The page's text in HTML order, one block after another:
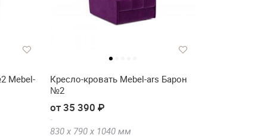
Mebel-
Кресло-кровать Mebel-ars Барон
№2
от 35 390 ₽
830 х 790 х 1040 мм